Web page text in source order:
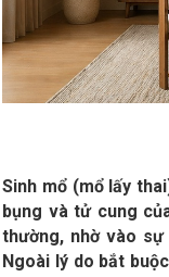
Sinh mổ (mổ lấy
bụng và tử cung
thường, nhờ vào
Ngoài lý do bắt